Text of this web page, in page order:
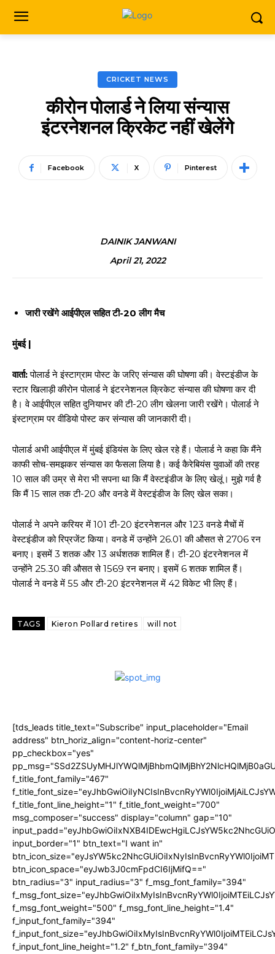
CRICKET NEWS
कीरोन पोलार्ड ने लिया संन्यास
इंटरनेशनल क्रिकेट नहीं खेलेंगे
Facebook X Pinterest
DAINIK JANWANI
April 21, 2022
जारी रखेंगे आईपीएल सहित टी-20 लीग मैच
मुंबई |
वार्ता:पोलार्ड ने इंस्टाग्राम पोस्ट के जरिए संन्यास की घोषणा की। वेस्टइंडीज के
स्टार खिलाड़ी कीरोन पोलार्ड ने इंटरनेशनल क्रिकेट संन्यास की घोषणा कर दी
है। वे आईपीएल सहित दुनियाभर की टी-20 लीग खेलना जारी रखेंगे। पोलार्ड ने
इंस्टाग्राम पर वीडियो पोस्ट कर संन्यास की जानकारी दी।
पोलार्ड अभी आईपीएल में मुंबई इंडियंस के लिए खेल रहे हैं। पोलार्ड ने कहा कि मैंने
काफी सोच-समझकर संन्यास का फैसला लिया है। कई कैरेबियंस युवाओं की तरह
10 साल की उम्र से मेरा भी सपना था कि मैं वेस्टइंडीज के लिए खेलूं। मुझे गर्व है
कि मैं 15 साल तक टी-20 और वनडे में वेस्टइंडीज के लिए खेल सका।
पोलार्ड ने अपने करियर में 101 टी-20 इंटरनेशनल और 123 वनडे मैचों में
वेस्टइंडीज को रिप्रजेंट किया। वनडे में उन्होंने 26.01 की औसत से 2706 रन
बनाए। इसमें 3 शतक और 13 अर्धशतक शामिल हैं। टी-20 इंटरनेशनल में
उन्होंने 25.30 की औसत से 1569 रन बनाए। इसमें 6 शतक शामिल हैं।
पोलार्ड ने वनडे में 55 और टी-20 इंटरनेशनल में 42 विकेट भी लिए हैं।
TAGS Kieron Pollard retires will not
[tds_leads title_text="Subscribe" input_placeholder="Email
address" btn_horiz_align="content-horiz-center"
pp_checkbox="yes"
f_title_font_family="467"
f_title_font_line_height="1" f_title_font_weight="700"
msg_composer="success" display="column" gap="10"
input_border="1" btn_text="I want in"
btn_icon_space="eyJwb3J0cmFpdCI6IjMifQ=="
btn_radius="3" input_radius="3" f_msg_font_family="394"
f_msg_font_weight="500" f_msg_font_line_height="1.4"
f_input_font_family="394"
f_input_font_line_height="1.2" f_btn_font_family="394"